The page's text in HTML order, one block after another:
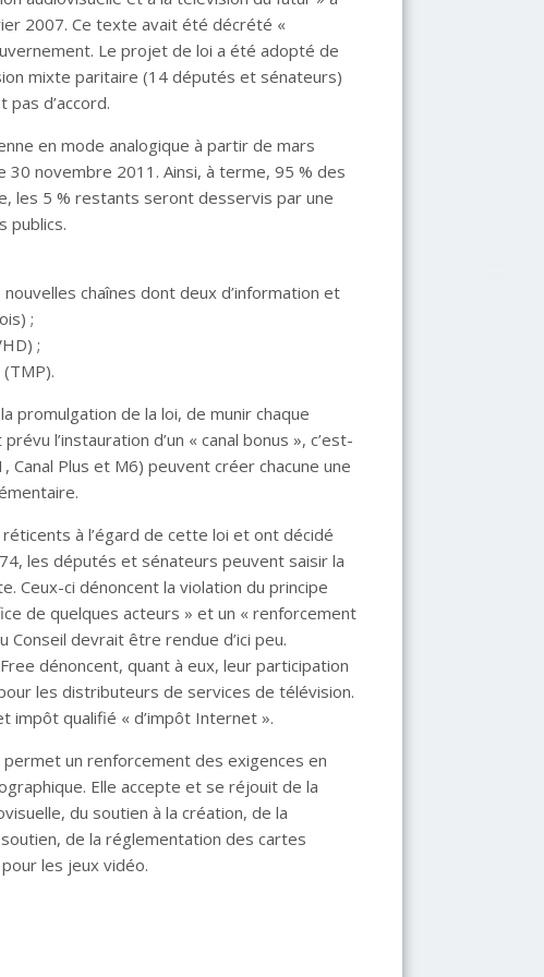
2007. Ce texte avait été décrété «
Le projet de loi a été adopté de
mixte paritaire (14 députés et sénateurs)
pas d’accord.
en mode analogique à partir de mars
novembre 2011. Ainsi, à terme, 95 % des
les 5 % restants seront desservis par une
publics.
chaînes dont deux d’information et
;
;
promulgation de la loi, de munir chaque
l’instauration d’un « canal bonus », c’est-
Canal Plus et M6) peuvent créer chacune une
à l’égard de cette loi et ont décidé
les députés et sénateurs peuvent saisir la
Ceux-ci dénoncent la violation du principe
de quelques acteurs » et un « renforcement
Conseil devrait être rendue d’ici peu.
dénoncent, quant à eux, leur participation
les distributeurs de services de télévision.
impôt qualifié « d’impôt Internet ».
un renforcement des exigences en
Elle accepte et se réjouit de la
du soutien à la création, de la
de la réglementation des cartes
les jeux vidéo.